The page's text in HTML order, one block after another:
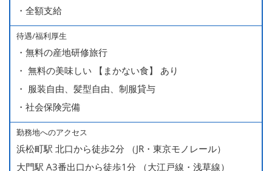
分・10万円）を含んでいます。
■ 昇給（随時）
■ 賞与 年２回（夏・秋）約１ヶ月分
■ インセンティブ制度（月額約4万円～20万円）
＊店長・料理長候補・統括店長・統括料理長候補の場合
＜給与モデル＞
450万円／社員（20代・入社1年目・入籍予定のパートナ
・全額支給
待遇/福利厚生
・無料の産地研修旅行
・ 無料の美味しい 【まかない食】 あり
・ 服装自由、髪型自由、制服貸与
・社会保険完備
勤務地へのアクセス
浜松町駅 北口から徒歩2分 （JR・東京モノレール）
大門駅 A3番出口から徒歩1分 （大江戸線・浅草線）